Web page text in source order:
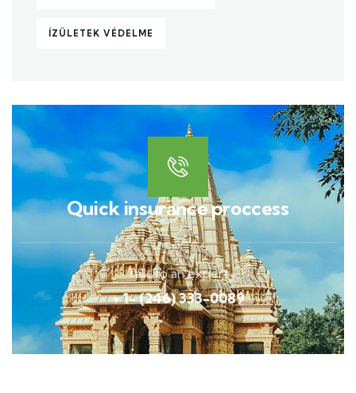
ÍZÜLETEK VÉDELME
Quick insurance proccess
Talk to an expert
+ 1- (246) 333-0089